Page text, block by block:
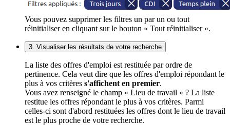
Vous pouvez supprimer les filtres un par un ou tout
réinitialiser en cliquant sur le bouton « Tout réinitialiser ».
3. Visualiser les résultats de votre recherche
La liste des offres d'emploi est restituée par ordre de
pertinence. Cela veut dire que les offres d'emploi répondant le
plus à vos critères s'affichent en premier.
Vous avez renseigné le champ « Lieu de travail » ? La liste
restitue les offres répondant le plus à vos critères. Parmi
celles-ci sont d'abord restituées les offres dont le lieu de travail
est le plus proche de votre recherche.